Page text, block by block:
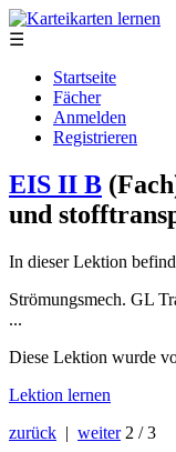
☰
Startseite
Fächer
Anmelden
Registrieren
EIS II B
und
In dieser Lektion
Strömungsmech. GL
...
Diese Lektion wurde
Lektion lernen
zurück | weiter 2 / 3